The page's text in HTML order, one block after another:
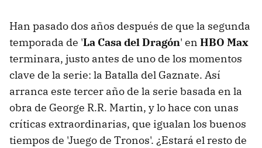
Han pasado dos años después de que la segunda
temporada de 'La Casa del Dragón' en HBO Max
terminara, justo antes de uno de los momentos
clave de la serie: la Batalla del Gaznate. Así
arranca este tercer año de la serie basada en la
obra de George R.R. Martin, y lo hace con unas
críticas extraordinarias, que igualan los buenos
tiempos de 'Juego de Tronos'. ¿Estará el resto de